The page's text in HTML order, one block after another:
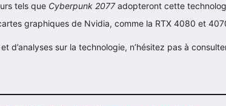
tels que Cyberpunk 2077adopteront cette
graphiques de Nvidia, comme la RTX 4080 et
d’analyses sur la technologie, n’hésitez pas à